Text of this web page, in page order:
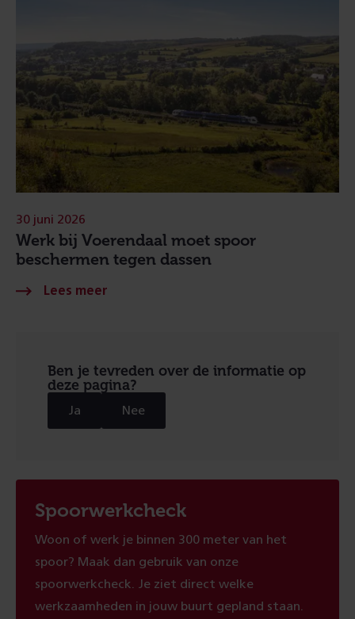
Werk bij Voerendaal moet spoor
beschermen tegen dassen
30 juni 2026
Ben je tevreden over de informatie op
deze pagina?
Ja Nee
Spoorwerkcheck
Woon of werk je binnen 300 meter van het
spoor? Maak dan gebruik van onze
spoorwerkcheck. Je ziet direct welke
werkzaamheden in jouw buurt gepland staan.